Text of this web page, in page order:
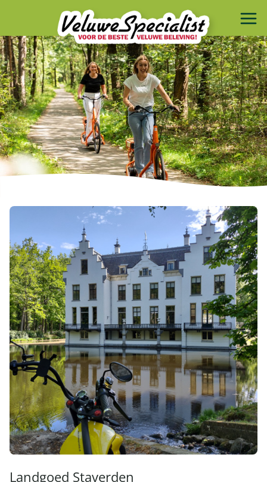
Landgoed Staverden